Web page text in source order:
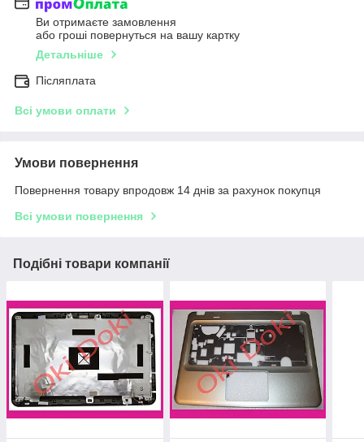
Ви отримаєте замовлення
або гроші повернуться на вашу картку
Детальніше
Післяплата
Всі умови оплати
Умови повернення
Повернення товару впродовж 14 днів за рахунок покупця
Всі умови повернення
Подібні товари компанії